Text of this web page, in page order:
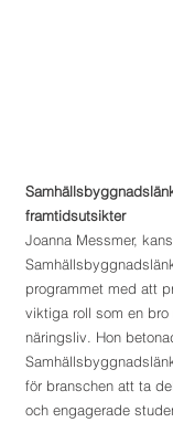
framtidsutsikter
Joanna Messmer,
programmet med att
viktiga roll som en
näringsliv. Hon
för branschen att ta
och engagerade